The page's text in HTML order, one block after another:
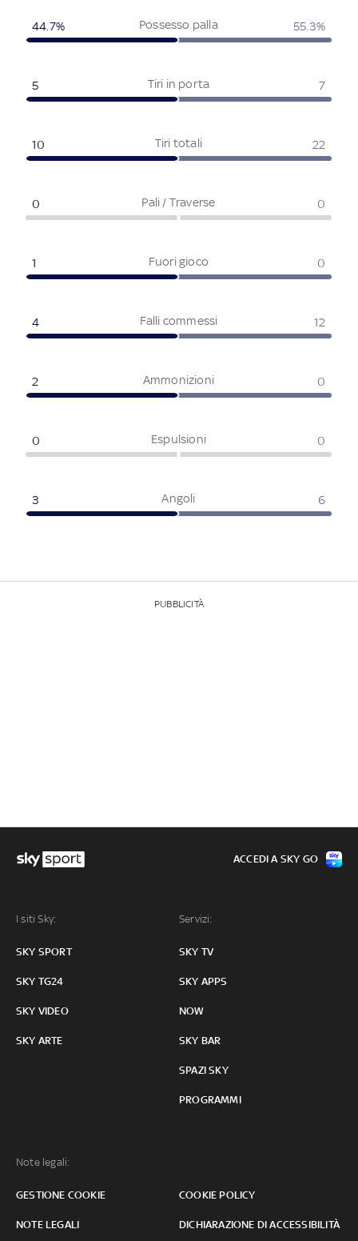
Possesso palla
44.7% 55.3%
Tiri in porta
5 7
Tiri totali
10 22
Pali / Traverse
0 0
Fuori gioco
1 0
Falli commessi
4 12
Ammonizioni
2 0
Espulsioni
0 0
Angoli
3 6
PUBBLICITÀ
I siti Sky:
SKY SPORT
SKY TG24
SKY VIDEO
SKY ARTE
Servizi:
SKY TV
SKY APPS
NOW
SKY BAR
SPAZI SKY
PROGRAMMI
Note legali:
GESTIONE COOKIE COOKIE POLICY
NOTE LEGALI DICHIARAZIONE DI ACCESSIBILITÀ
ACCEDI A SKY GO